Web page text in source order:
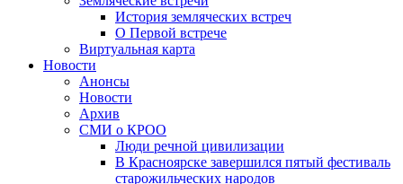
История земляческих встреч
О Первой встрече
Виртуальная карта
Новости
Анонсы
Новости
Архив
СМИ о КРОО
Люди речной цивилизации
В Красноярске завершился пятый фестиваль
старожильческих народов